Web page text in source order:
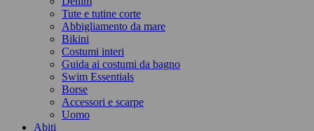
Tute e tutine corte
Abbigliamento da mare
Bikini
Costumi interi
Guida ai costumi da bagno
Swim Essentials
Borse
Accessori e scarpe
Uomo
Abiti